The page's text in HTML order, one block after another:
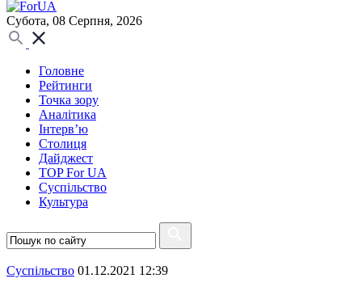
Субота, 08 Серпня, 2026
Головне
Рейтинги
Точка зору
Аналітика
Інтерв’ю
Столиця
Дайджест
TOP For UA
Суспiльство
Культура
Суспiльство 01.12.2021 12:39